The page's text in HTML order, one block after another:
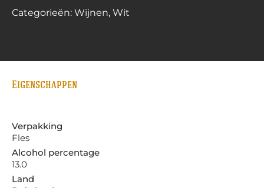
Categorieën: Wijnen, Wit
Eigenschappen
Verpakking
Fles
Alcohol percentage
13.0
Land